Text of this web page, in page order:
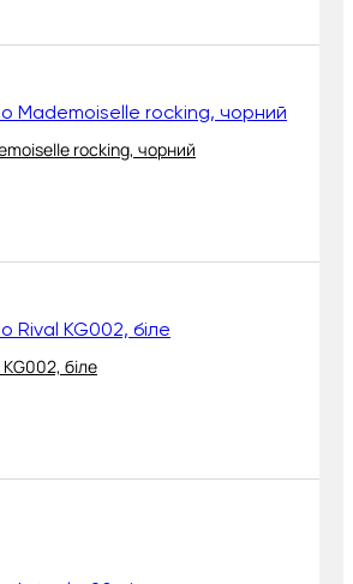
rocking, чорний
біле